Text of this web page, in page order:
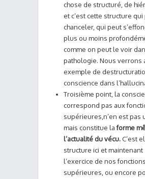
chose de structuré, de
et c’est cette structure
chanceler, qui peut
plus ou moins
comme on peut le voir
pathologie. Nous verrons
exemple de
conscience dans
Troisième point, la
correspond pas aux
supérieures,n’en est pas
mais constitue laforme
l’actualité du vécu.C’est
structure ici et maintenant
l’exercice de nos fonctions
supérieures, ou encore